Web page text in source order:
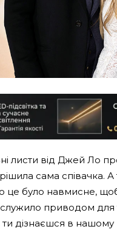
листи від Джей Ло
сама співачка. А
це було навмисне,
приводом для
дізнаєшся в нашому